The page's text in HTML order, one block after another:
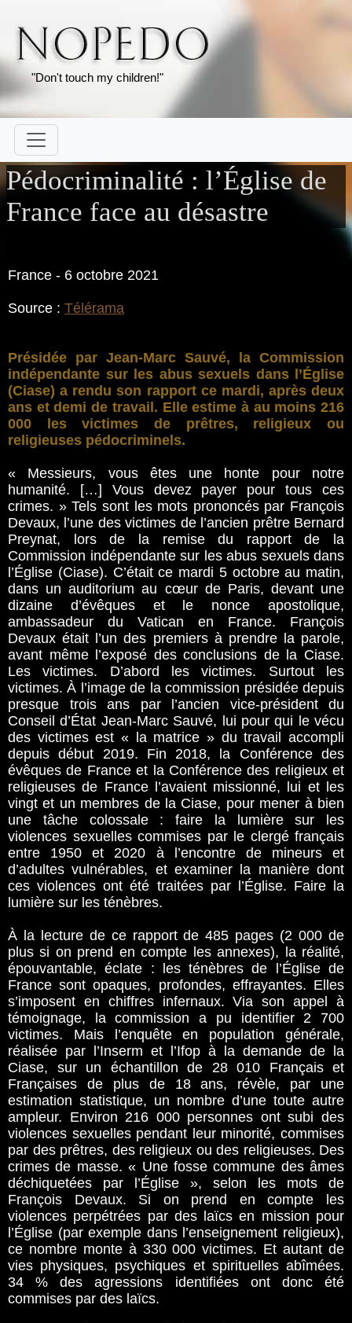
"Don't touch my children!"
Pédocriminalité : l’Église de
France face au désastre
France - 6 octobre 2021
Source : Télérama
Présidée par Jean-Marc Sauvé, la Commission
indépendante sur les abus sexuels dans l’Église
(Ciase) a rendu son rapport ce mardi, après deux
ans et demi de travail. Elle estime à au moins 216
000 les victimes de prêtres, religieux ou
religieuses pédocriminels.
« Messieurs, vous êtes une honte pour notre
humanité. […] Vous devez payer pour tous ces
crimes. » Tels sont les mots prononcés par François
Devaux, l’une des victimes de l’ancien prêtre Bernard
Preynat, lors de la remise du rapport de la
Commission indépendante sur les abus sexuels dans
l’Église (Ciase). C’était ce mardi 5 octobre au matin,
dans un auditorium au cœur de Paris, devant une
dizaine d’évêques et le nonce apostolique,
ambassadeur du Vatican en France. François
Devaux était l’un des premiers à prendre la parole,
avant même l’exposé des conclusions de la Ciase.
Les victimes. D’abord les victimes. Surtout les
victimes. À l’image de la commission présidée depuis
presque trois ans par l’ancien vice-président du
Conseil d’État Jean-Marc Sauvé, lui pour qui le vécu
des victimes est « la matrice » du travail accompli
depuis début 2019. Fin 2018, la Conférence des
évêques de France et la Conférence des religieux et
religieuses de France l’avaient missionné, lui et les
vingt et un membres de la Ciase, pour mener à bien
une tâche colossale : faire la lumière sur les
violences sexuelles commises par le clergé français
entre 1950 et 2020 à l’encontre de mineurs et
d’adultes vulnérables, et examiner la manière dont
ces violences ont été traitées par l’Église. Faire la
lumière sur les ténèbres.
À la lecture de ce rapport de 485 pages (2 000 de
plus si on prend en compte les annexes), la réalité,
épouvantable, éclate : les ténèbres de l’Église de
France sont opaques, profondes, effrayantes. Elles
s’imposent en chiffres infernaux. Via son appel à
témoignage, la commission a pu identifier 2 700
victimes. Mais l’enquête en population générale,
réalisée par l’Inserm et l’Ifop à la demande de la
Ciase, sur un échantillon de 28 010 Français et
Françaises de plus de 18 ans, révèle, par une
estimation statistique, un nombre d’une toute autre
ampleur. Environ 216 000 personnes ont subi des
violences sexuelles pendant leur minorité, commises
par des prêtres, des religieux ou des religieuses. Des
crimes de masse. « Une fosse commune des âmes
déchiquetées par l’Église », selon les mots de
François Devaux. Si on prend en compte les
violences perpétrées par des laïcs en mission pour
l’Église (par exemple dans l’enseignement religieux),
ce nombre monte à 330 000 victimes. Et autant de
vies physiques, psychiques et spirituelles abîmées.
34 % des agressions identifiées ont donc été
commises par des laïcs.